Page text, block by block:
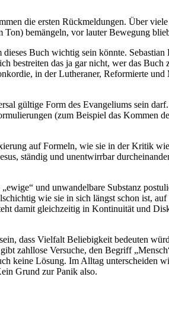
die ersten Rückmeldungen. Über
bemängeln, vor lauter Bewegung
Buch wichtig sein könnte.
bestreiten das ja gar nicht, wer das
in der Lutheraner, Reformierte
gültige Form des Evangeliums sein
(zum Beispiel das Kommen
auf Formeln, wie sie in der Kritik
ständig und unentwirrbar
und unwandelbare Substanz
wie sie in sich längst schon ist,
damit gleichzeitig in Kontinuität und
dass Vielfalt Beliebigkeit bedeuten
zahllose Versuche, den Begriff
keine Lösung. Im Alltag unterscheiden
Grund zur Panik also.